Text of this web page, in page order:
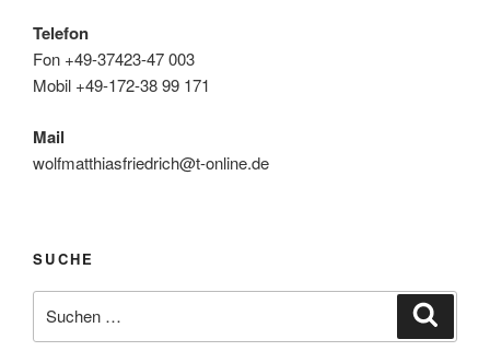
Telefon
Fon +49-37423-47 003
Mobil +49-172-38 99 171
Mail
wolfmatthiasfriedrich@t-online.de
SUCHE
nach: